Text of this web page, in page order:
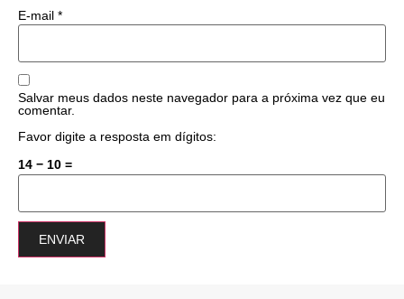
E-mail *
Salvar meus dados neste navegador para a próxima vez que eu
comentar.
Favor digite a resposta em dígitos:
14 − 10 =